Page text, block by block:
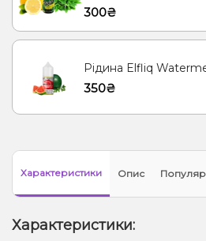
300₴
Рідина Elfliq
350₴
Характеристики Опис
Характеристики: